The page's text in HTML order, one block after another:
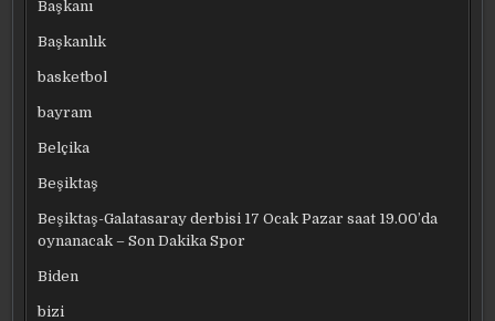
Başkanı
Başkanlık
basketbol
bayram
Belçika
Beşiktaş
Beşiktaş-Galatasaray derbisi 17 Ocak Pazar saat 19.00’da
oynanacak – Son Dakika Spor
Biden
bizi